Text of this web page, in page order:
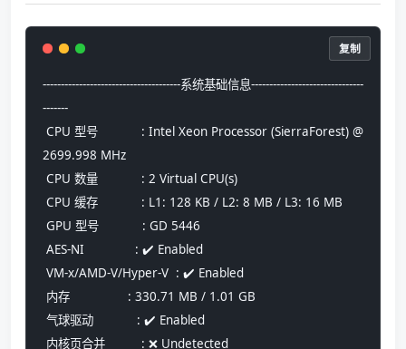
--------------------------------------系统基础信息-------------------------------
-------
2699.998 MHz
CPU 数量            : 2 Virtual CPU(s)
CPU 缓存            : L1: 128 KB / L2: 8 MB / L3: 16 MB
GPU 型号            : GD 5446
AES-NI              : ✔️ Enabled
VM-x/AMD-V/Hyper-V  : ✔️ Enabled
内存                : 330.71 MB / 1.01 GB
气球驱动            : ✔️ Enabled
内核页合并          : ❌ Undetected
复制